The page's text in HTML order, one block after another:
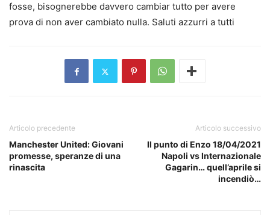
fosse, bisognerebbe davvero cambiar tutto per avere
prova di non aver cambiato nulla. Saluti azzurri a tutti
Articolo precedente
Manchester United: Giovani
promesse, speranze di una
rinascita
Articolo successivo
Il punto di Enzo 18/04/2021
Napoli vs Internazionale
Gagarin… quell’aprile si
incendiò…